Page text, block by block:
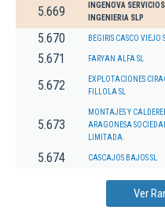
5.669
INGENOVA
INGENIERIA SLP
5.670 BEGIRIS CASCO VIEJO
5.671 FARYAN ALFA SL
5.672
EXPLOTACIONES
FILLOLA SL
5.673
MONTAJES Y
ARAGONESA
LIMITADA.
5.674 CASCAJOS BAJOS SL
Ver